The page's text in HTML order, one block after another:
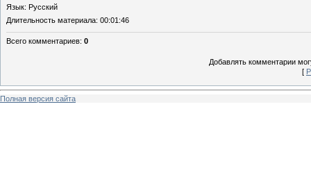
Язык: Русский
Длительность материала: 00:01:46
Всего комментариев: 0
Добавлять комментарии
[
Полная версия сайта